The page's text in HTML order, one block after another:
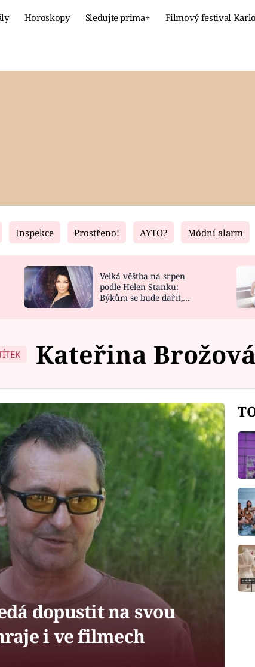
Horoskopy Sledujte prima+ Filmový festival
Fresh
NOVINKY
VIDEORECEPTY
Living
DESIGN
Inspekce Prostřeno! AYTO? Módní alarm
Velká věštba na srpen
podle Helen Stanku:
Býkům se bude dařit,
Kateřina Brožová
dopustit na svou
i ve filmech